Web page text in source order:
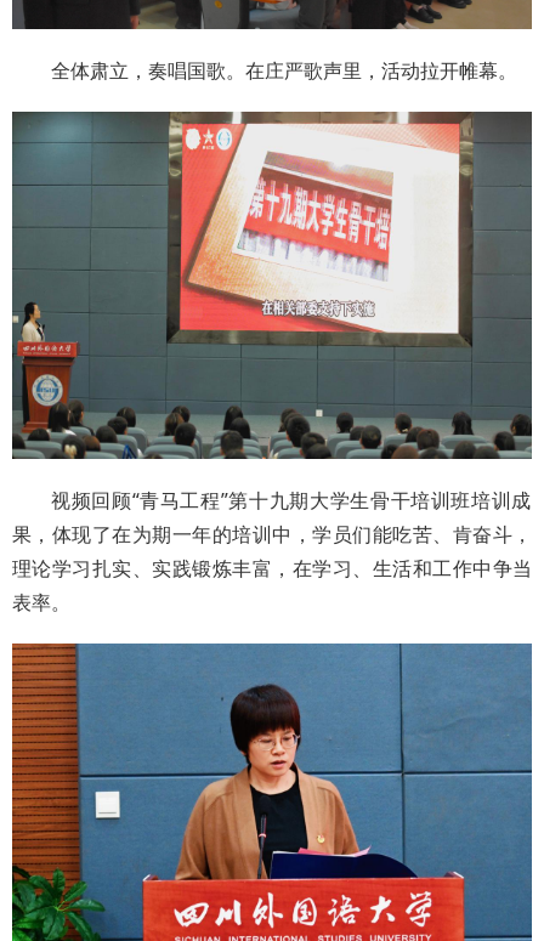
全体肃立，奏唱国歌。在庄严歌声里，活动拉开帷幕。
视频回顾“青马工程”第十九期大学生骨干培训班培训成
果，体现了在为期一年的培训中，学员们能吃苦、肯奋斗，
理论学习扎实、实践锻炼丰富，在学习、生活和工作中争当
表率。